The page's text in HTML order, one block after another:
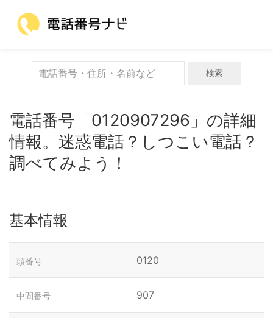
検索
電話番号「0120907296」の詳細
情報。迷惑電話？しつこい電話？
調べてみよう！
基本情報
頭番号 0120
中間番号 907